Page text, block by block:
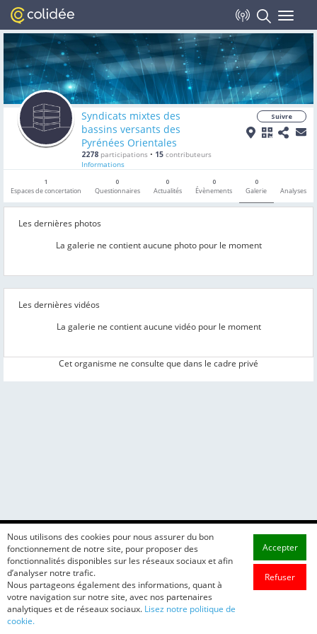
Toggle
Syndicats mixtes des
bassins versants des
Pyrénées Orientales
2278 participations • 15 contributeurs
Informations
Suivre
1
Espaces de concertation
0
Questionnaires
0
Actualités
0
Évènements
0
Galerie
Analyses
Les dernières photos
La galerie ne contient aucune photo pour le moment
Les dernières vidéos
La galerie ne contient aucune vidéo pour le moment
Cet organisme ne consulte que dans le cadre privé
Nous utilisons des cookies pour nous assurer du bon
fonctionnement de notre site, pour proposer des
fonctionnalités disponibles sur les réseaux sociaux et afin
d’analyser notre trafic.
Nous partageons également des informations, quant à
votre navigation sur notre site, avec nos partenaires
analytiques et de réseaux sociaux. Lisez notre politique de
cookie.
Accepter
Refuser